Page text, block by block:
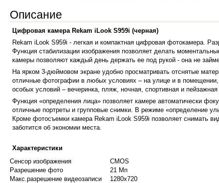
Описание
Цифровая камера Rekam iLook S959i (черная)
Rekam iLook S959i - легкая и компактная цифровая фотокамера.
Функция стабилизации изображения позволяет делать
камеры позволяют каждый день держать ее под рукой - она не
На ярком 3-дюймовом экране удобно просматривать отснятые
отличные фотографии в любых условиях – на улице и в
особых условий – вечеринка, пляж, ночная, спортивная и
Функция «определения лица» позволяет камере автоматически
отличные портреты и групповые снимки. В режиме «определение
Кроме фотосъемки камера Rekam iLook S959i позволяет снимать
заботится об экономии места.
Характеристики
Сенсор изображения
CMOS
Разрешение фото
21 Мп
Макс.разрешение видеозаписи
1280x720